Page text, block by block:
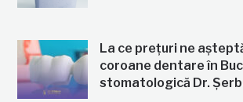
La ce prețuri ne
coroane dentare în
stomatologică Dr.